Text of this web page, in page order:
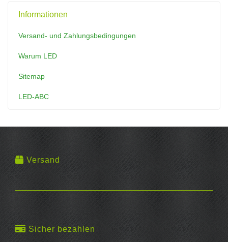
Informationen
Versand- und Zahlungsbedingungen
Warum LED
Sitemap
LED-ABC
Versand
Sicher bezahlen